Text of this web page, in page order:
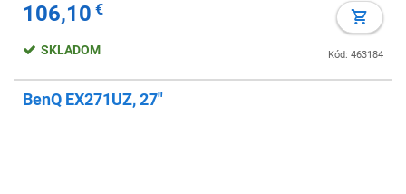
106,10 €
Kód: 463184
SKLADOM
BenQ EX271UZ, 27"